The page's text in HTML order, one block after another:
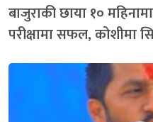
बाजुराकी छाया १०
परीक्षामा सफल, कोशीमा